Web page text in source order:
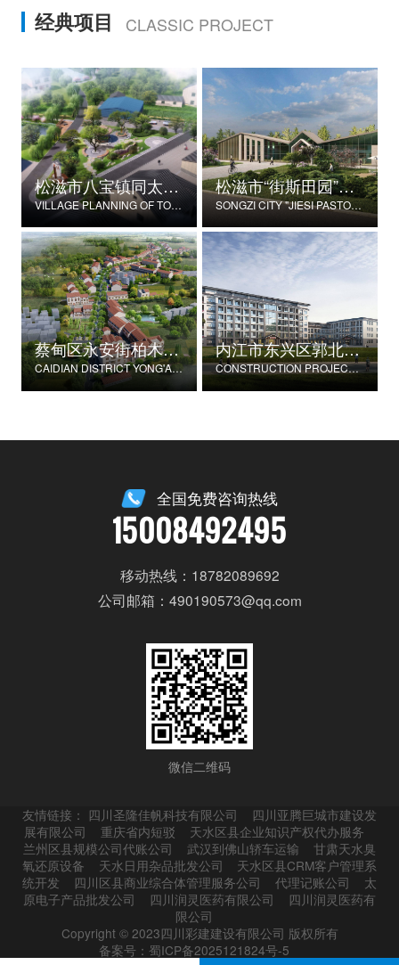
经典项目 CLASSIC PROJECT
松滋市八宝镇同太湖村村庄规划
VILLAGE PLANNING OF TONGTAIHU VILLAGE, BABAO TOWN, SONGZI CITY
松滋市“街斯田园”美丽乡村示范片建设项目
SONGZI CITY "JIESI PASTORAL" BEAUTIFUL RURAL DEMONSTRATION FILM CONSTRUCTION PROJECT
蔡甸区永安街柏木村郭家庄湾省级美丽乡村试点建设项目
CAIDIAN DISTRICT YONG'AN STREET CYPRESS VILLAGE GUOJIAZHUANG BAY PROVINCIAL BEAUTIFUL VILLAGE PILOT CONSTRUCTION PROJECT
内江市东兴区郭北养老服务中心建设项目
CONSTRUCTION PROJECT OF GUOBEI ELDERLY SERVICE CENTER IN DONGXING DISTRICT, NEIJIANG CITY
全国免费咨询热线
15008492495
移动热线：18782089692
公司邮箱：490190573@qq.com
微信二维码
友情链接： 四川圣隆佳帆科技有限公司
四川亚腾巨城市建设发
展有限公司
重庆省内短驳
天水区县企业知识产权代办服务
兰州区县规模公司代账公司
武汉到佛山轿车运输
甘肃天水臭
氧还原设备
天水日用杂品批发公司
天水区县CRM客户管理系
统开发
四川区县商业综合体管理服务公司 代理记账公司
太
原电子产品批发公司
四川润灵医药有限公司
四川润灵医药有
限公司
Copyright © 2023四川彩建建设有限公司 版权所有
备案号：蜀ICP备2025121824号-5